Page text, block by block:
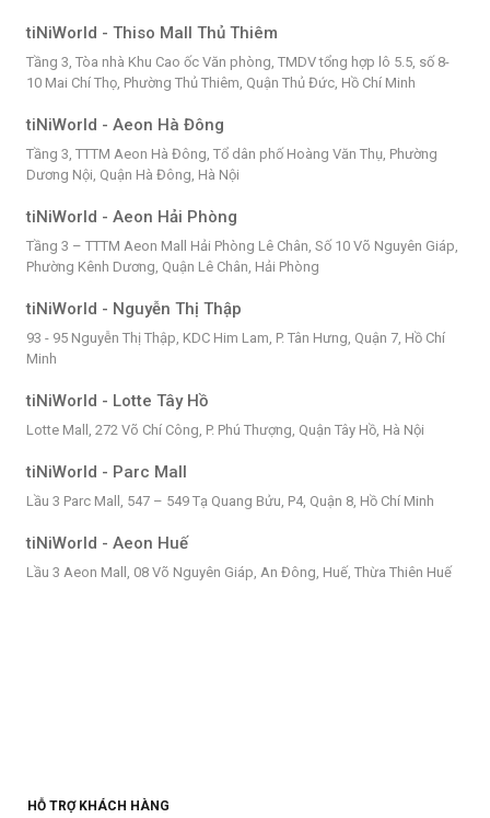
tiNiWorld - Thiso Mall Thủ Thiêm
Tầng 3, Tòa nhà Khu Cao ốc Văn phòng, TMDV tổng hợp lô 5.5, số 8-
10 Mai Chí Thọ, Phường Thủ Thiêm, Quận Thủ Đức, Hồ Chí Minh
tiNiWorld - Aeon Hà Đông
Tầng 3, TTTM Aeon Hà Đông, Tổ dân phố Hoàng Văn Thụ, Phường
Dương Nội, Quận Hà Đông, Hà Nội
tiNiWorld - Aeon Hải Phòng
Tầng 3 – TTTM Aeon Mall Hải Phòng Lê Chân, Số 10 Võ Nguyên Giáp,
Phường Kênh Dương, Quận Lê Chân, Hải Phòng
tiNiWorld - Nguyễn Thị Thập
93 - 95 Nguyễn Thị Thập, KDC Him Lam, P. Tân Hưng, Quận 7, Hồ Chí
Minh
tiNiWorld - Lotte Tây Hồ
Lotte Mall, 272 Võ Chí Công, P. Phú Thượng, Quận Tây Hồ, Hà Nội
tiNiWorld - Parc Mall
Lầu 3 Parc Mall, 547 – 549 Tạ Quang Bửu, P4, Quận 8, Hồ Chí Minh
tiNiWorld - Aeon Huế
Lầu 3 Aeon Mall, 08 Võ Nguyên Giáp, An Đông, Huế, Thừa Thiên Huế
HỖ TRỢ KHÁCH HÀNG